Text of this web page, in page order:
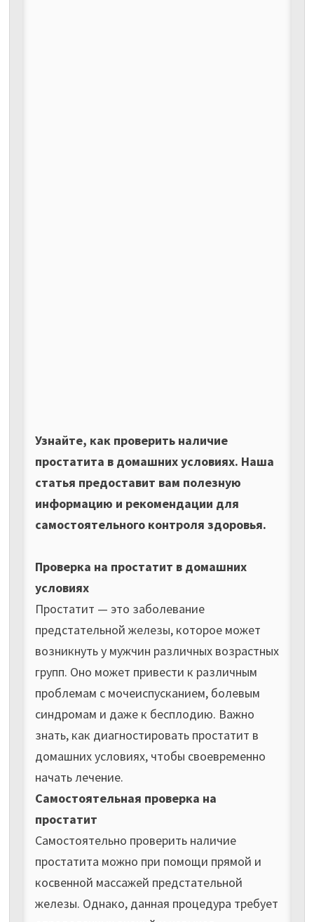
Узнайте, как проверить наличие
простатита в домашних условиях. Наша
статья предоставит вам полезную
информацию и рекомендации для
самостоятельного контроля здоровья.
Проверка на простатит в домашних
условиях
Простатит — это заболевание
предстательной железы, которое может
возникнуть у мужчин различных возрастных
групп. Оно может привести к различным
проблемам с мочеиспусканием, болевым
синдромам и даже к бесплодию. Важно
знать, как диагностировать простатит в
домашних условиях, чтобы своевременно
начать лечение.
Самостоятельная проверка на
простатит
Самостоятельно проверить наличие
простатита можно при помощи прямой и
косвенной массажей предстательной
железы. Однако, данная процедура требует